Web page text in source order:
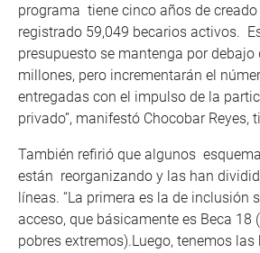
programa tiene cinco años de
registrado 59,049 becarios activos.
presupuesto se mantenga por debajo
millones, pero incrementarán el
entregadas con el impulso de la
privado”, manifestó Chocobar Reyes,
También refirió que algunos
están reorganizando y las han
líneas. “La primera es la de inclusión
acceso, que básicamente es Beca 18
pobres extremos).Luego, tenemos las